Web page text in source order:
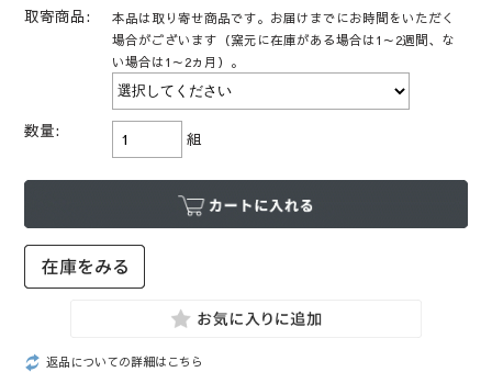
取寄商品:
本品は取り寄せ商品です。お届けまでにお時間をいただく
場合がございます（窯元に在庫がある場合は1～2週間、な
い場合は1～2ヵ月）。
数量: 組
返品についての詳細はこちら